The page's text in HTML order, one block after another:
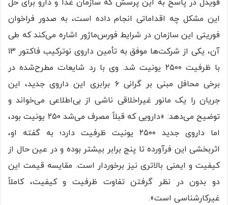
قویدل در پاسخ به این پرسش که سازمان غذا و دارو برای حل
این مشکل چه اقداماتی انجام داده است، به صدور فراخوان
فوریتی این سازمان در شرایط فورس‌ماژور اشاره می‌کند که طی
آن، یکی از شرکت‌ها موفق به تأمین داروی نوترکیب فاکتور ۱۳
با ظرفیت ۲۵۰۰ یونیت شد. وی با رد شایعات مطرح‌شده در
برخی محافل مبنی بر گرانی ۶ برابری این داروی جدید، این
جریان را یک مانور غیراخلاقی ناشی از بی‌اطلاعی می‌خواند و
توضیح می‌دهد: «دارویی که قبلاً مصرف می‌شد ۲۵۰ یونیت بود،
اما داروی جدید ۲۵۰۰ یونیت ظرفیت دارد؛ به گفته او،
اثربخشی این فرآورده تا پنج برابر بیشتر بوده و در عین حال از
کیفیت و ایمنی بالاتری نیز برخوردار است. مقایسه قیمت این
دو بدون در نظر گرفتن تفاوت ظرفیت و کیفیت، کاملاً
غیرکارشناسی است».